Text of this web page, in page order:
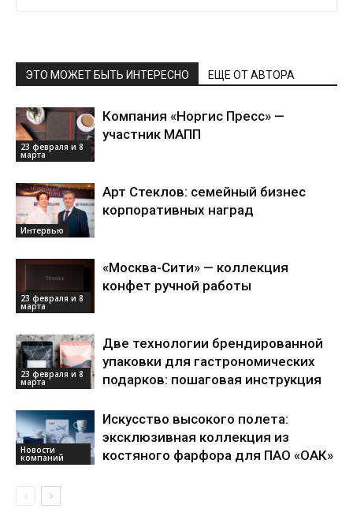
ЭТО МОЖЕТ БЫТЬ ИНТЕРЕСНО ЕЩЕ ОТ АВТОРА
23 февраля и 8
марта
Компания «Норгис Пресс» —
участник МАПП
Интервью
Арт Стеклов: семейный бизнес
корпоративных наград
23 февраля и 8
марта
«Москва-Сити» — коллекция
конфет ручной работы
23 февраля и 8
марта
Две технологии брендированной
упаковки для гастрономических
подарков: пошаговая инструкция
Новости
компаний
Искусство высокого полета:
эксклюзивная коллекция из
костяного фарфора для ПАО «ОАК»